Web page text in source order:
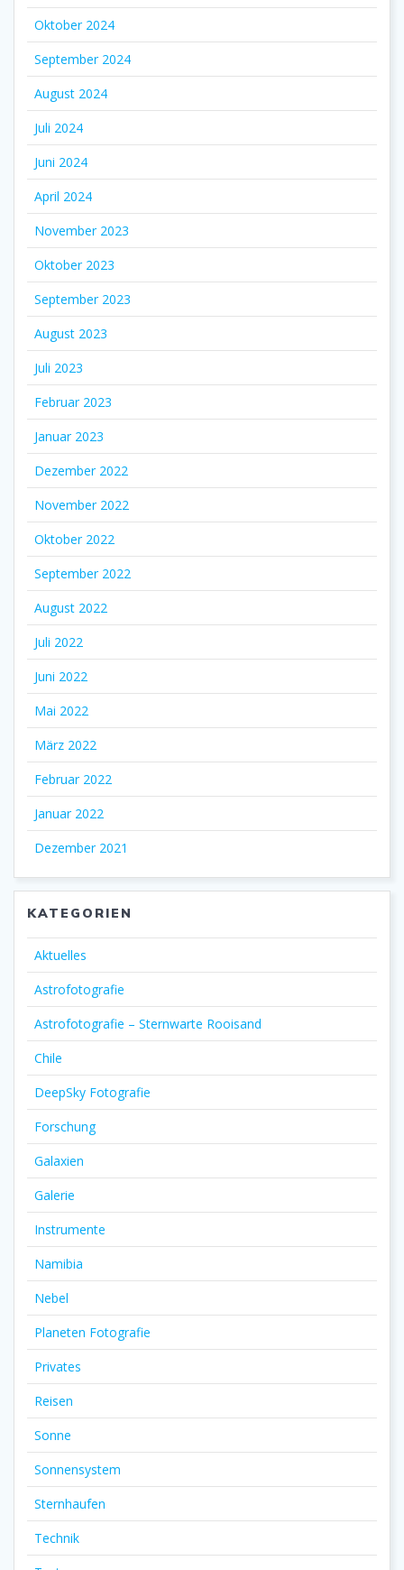
Oktober 2024
September 2024
August 2024
Juli 2024
Juni 2024
April 2024
November 2023
Oktober 2023
September 2023
August 2023
Juli 2023
Februar 2023
Januar 2023
Dezember 2022
November 2022
Oktober 2022
September 2022
August 2022
Juli 2022
Juni 2022
Mai 2022
März 2022
Februar 2022
Januar 2022
Dezember 2021
KATEGORIEN
Aktuelles
Astrofotografie
Astrofotografie – Sternwarte Rooisand
Chile
DeepSky Fotografie
Forschung
Galaxien
Galerie
Instrumente
Namibia
Nebel
Planeten Fotografie
Privates
Reisen
Sonne
Sonnensystem
Sternhaufen
Technik